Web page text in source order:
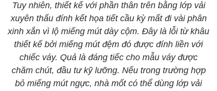
Tuy nhiên, thiết kế với phần thân trên bằng lớp vải
xuyên thấu đính kết họa tiết cầu kỳ mất đi vài phân
xinh xắn vì lộ miếng mút dày cộm. Đây là lỗi từ khâu
thiết kế bởi miếng mút đệm đó được đính liền với
chiếc váy. Quả là đáng tiếc cho mẫu váy được
chăm chút, đầu tư kỹ lưỡng. Nếu trong trường hợp
bỏ miếng mút ngực, nhà mốt có thể dùng lớp vải